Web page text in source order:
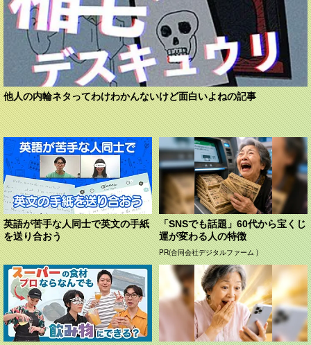
他人の内輪ネタってわけわかんないけど面白いよねの記事
英語が苦手な人同士で英文の手紙
を送り合おう
「SNSでも話題」60代から宝くじ
運が変わる人の特徴
PR(合同会社デジタルファーム )